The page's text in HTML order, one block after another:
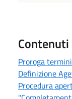
Proroga
Definizione
Procedura